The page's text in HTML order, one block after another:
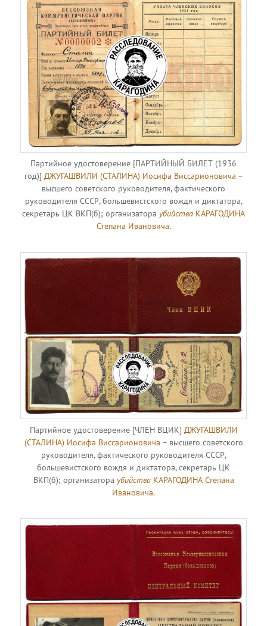
Партийное удостоверение [ПАРТИЙНЫЙ БИЛЕТ (1936
год)] ДЖУГАШВИЛИ (СТАЛИНА) Иосифа Виссарионовича –
высшего советского руководителя, фактического
руководителя СССР, большевистского вождя и диктатора,
секретарь ЦК ВКП(б); организатора убийства КАРАГОДИНА
Степана Ивановича.
Партийное удостоверение [ЧЛЕН ВЦИК] ДЖУГАШВИЛИ
(СТАЛИНА) Иосифа Виссарионовича – высшего советского
руководителя, фактического руководителя СССР,
большевистского вождя и диктатора, секретарь ЦК
ВКП(б); организатора убийства КАРАГОДИНА Степана
Ивановича.